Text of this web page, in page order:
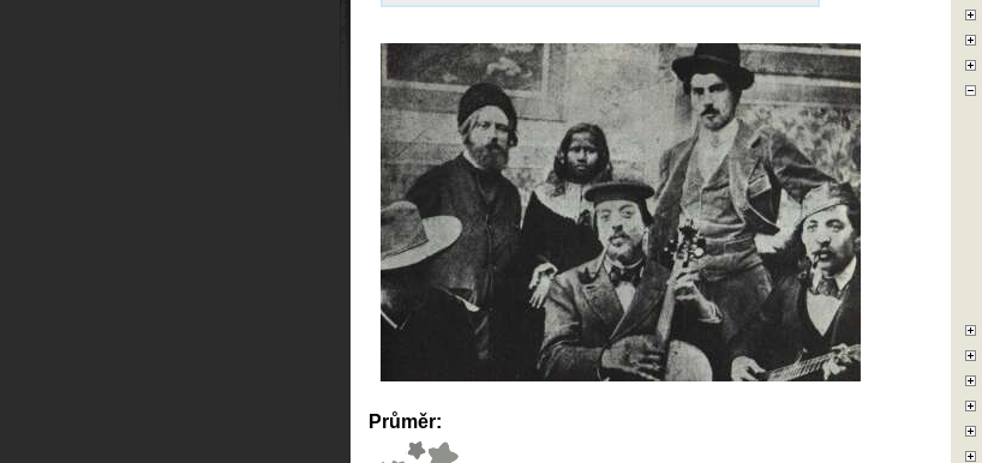
Průměr: